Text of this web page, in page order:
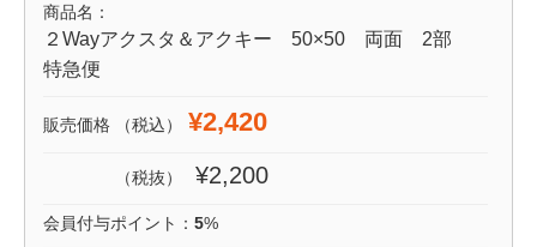
商品名：
２Wayアクスタ＆アクキー 50×50 両面 2部
特急便
販売価格 （税込） ¥2,420
（税抜） ¥2,200
会員付与ポイント： 5%